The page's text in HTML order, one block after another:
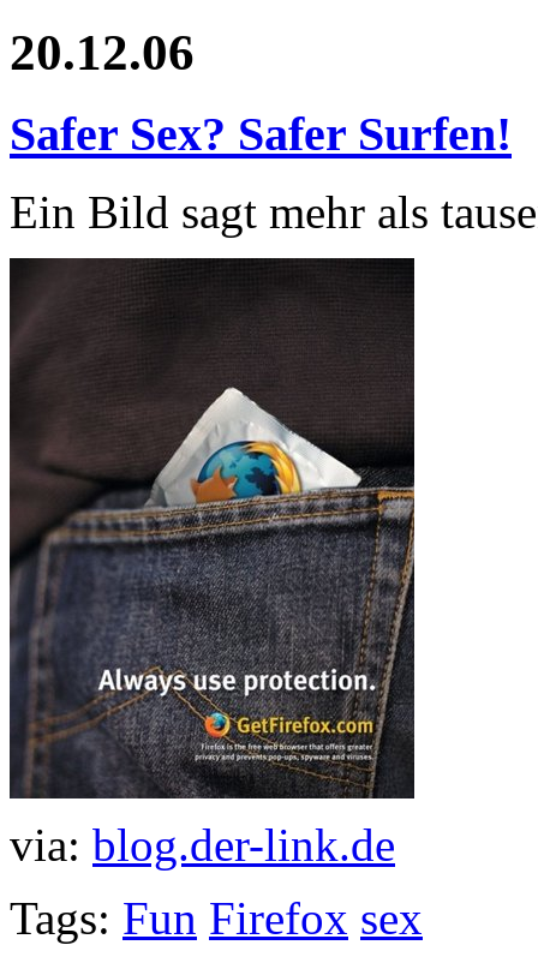
20.12.06
Safer Sex? Safer Surfen!
Ein Bild sagt mehr als
via: blog.der-link.de
Tags: Fun Firefox sex